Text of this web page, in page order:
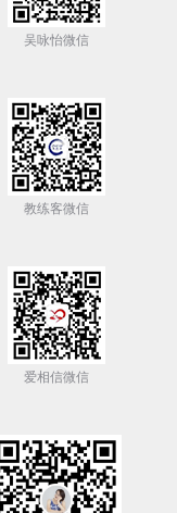
吴咏怡微信
教练客微信
爱相信微信